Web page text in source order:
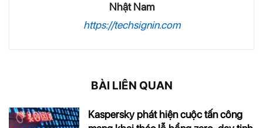
Nhật Nam
https://techsignin.com
BÀI LIÊN QUAN
Kaspersky phát hiện cuộc tấn công